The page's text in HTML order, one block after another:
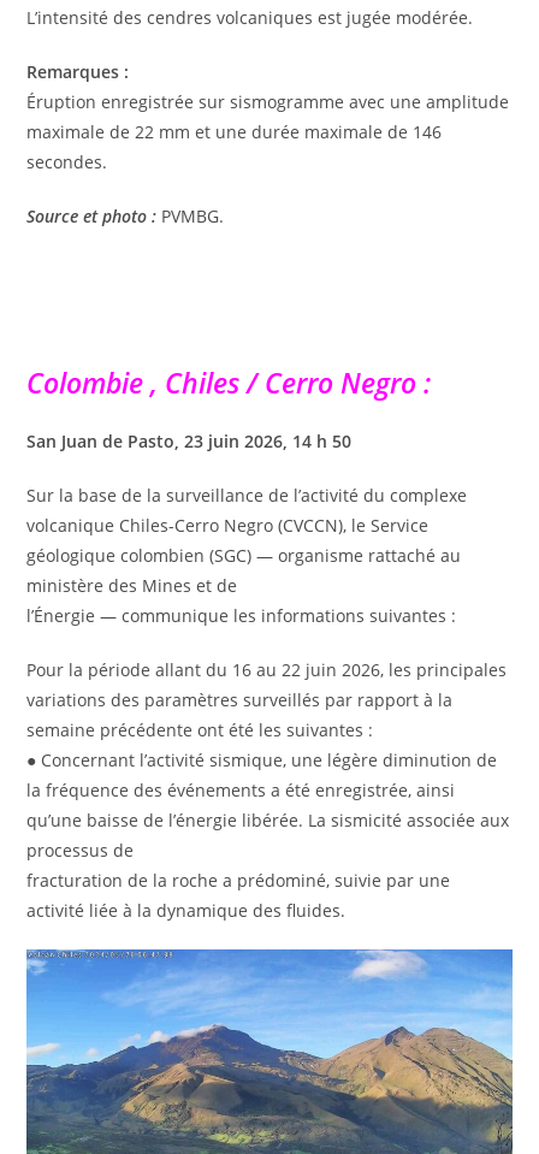
L’intensité des cendres volcaniques est jugée modérée.
Remarques :
Éruption enregistrée sur sismogramme avec une amplitude
maximale de 22 mm et une durée maximale de 146
secondes.
Source et photo : PVMBG.
Colombie , Chiles / Cerro Negro :
San Juan de Pasto, 23 juin 2026, 14 h 50
Sur la base de la surveillance de l’activité du complexe
volcanique Chiles-Cerro Negro (CVCCN), le Service
géologique colombien (SGC) — organisme rattaché au
ministère des Mines et de
l’Énergie — communique les informations suivantes :
Pour la période allant du 16 au 22 juin 2026, les principales
variations des paramètres surveillés par rapport à la
semaine précédente ont été les suivantes :
● Concernant l’activité sismique, une légère diminution de
la fréquence des événements a été enregistrée, ainsi
qu’une baisse de l’énergie libérée. La sismicité associée aux
processus de
fracturation de la roche a prédominé, suivie par une
activité liée à la dynamique des fluides.